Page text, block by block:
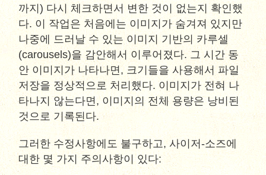
까지) 다시 체크하면서 변한 것이 없는지 확인했
다. 이 작업은 처음에는 이미지가 숨겨져 있지만
나중에 드러날 수 있는 이미지 기반의 카루셀
(carousels)을 감안해서 이루어졌다. 그 시간 동
안 이미지가 나타나면, 크기들을 사용해서 파일
저장을 정상적으로 처리했다. 이미지가 전혀 나
타나지 않는다면, 이미지의 전체 용량은 낭비된
것으로 기록된다.
그러한 수정사항에도 불구하고, 사이저-소즈에
대한 몇 가지 주의사항이 있다: